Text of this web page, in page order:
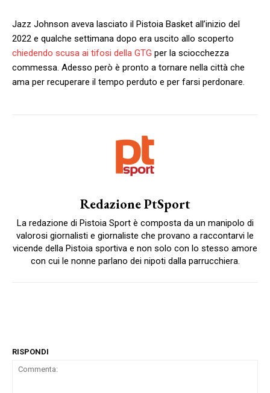
Jazz Johnson aveva lasciato il Pistoia Basket all’inizio del
2022 e qualche settimana dopo era uscito allo scoperto
chiedendo scusa ai tifosi della GTG per la sciocchezza
commessa. Adesso però è pronto a tornare nella città che
ama per recuperare il tempo perduto e per farsi perdonare.
Redazione PtSport
La redazione di Pistoia Sport è composta da un manipolo di
valorosi giornalisti e giornaliste che provano a raccontarvi le
vicende della Pistoia sportiva e non solo con lo stesso amore
con cui le nonne parlano dei nipoti dalla parrucchiera.
RISPONDI